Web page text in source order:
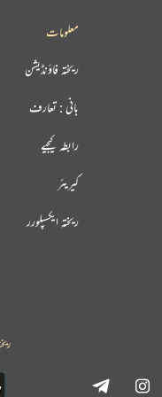
معلومات
ریختہ فاؤنڈیشن
بانی : تعارف
رابطہ کیجیے
کیریئر
ریختہ ایکسپلورر